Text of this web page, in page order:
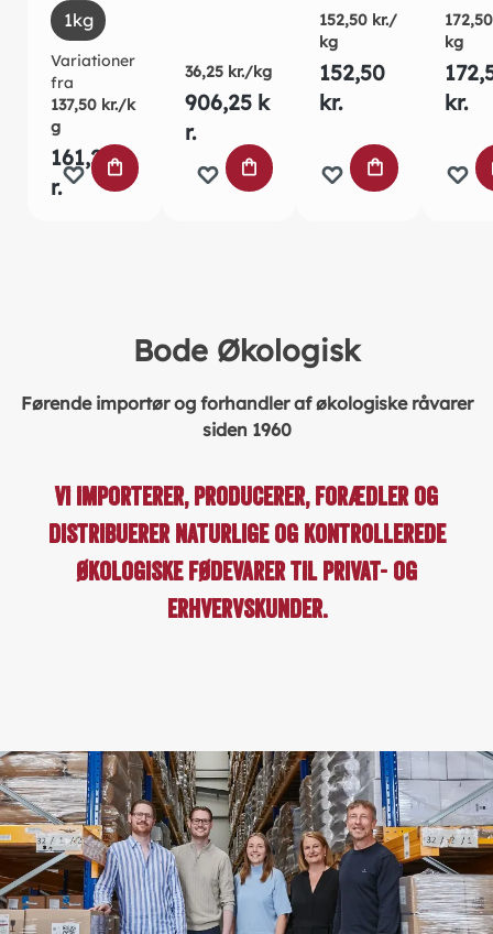
1kg
Variationer
fra
137,50 kr./k
g
161,25 k
r.
LÆG I INDKØBSKURVEN
36,25 kr./kg
906,25 k
r.
LÆG I INDKØBSKURVEN
urter og
olivenol
ie
152,50 kr./
kg
152,50
kr.
LÆG I
500
med
ie
kg
kr.
Bode Økologisk
Førende importør og forhandler af økologiske råvarer
siden 1960
Vi importerer, producerer, forædler og
distribuerer naturlige og kontrollerede
økologiske fødevarer til privat- og
erhvervskunder.